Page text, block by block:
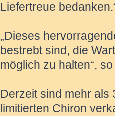
Liefertreue
„Dieses
bestrebt sind, die
möglich zu halten“,
Derzeit sind mehr als
limitierten Chiron